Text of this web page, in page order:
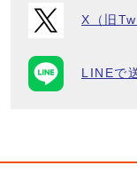
X（旧
LINEで